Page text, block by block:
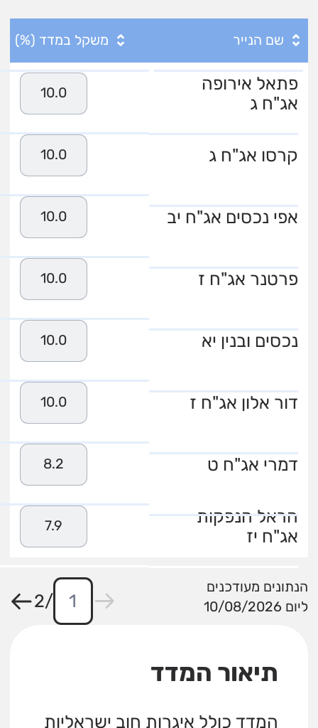
שם הנייר משקל במדד (%)
פתאל אירופה
אג"ח ג
10.0
קרסו אג"ח ג 10.0
אפי נכסים אג"ח יב 10.0
פרטנר אג"ח ז 10.0
נכסים ובנין יא 10.0
דור אלון אג"ח ז 10.0
דמרי אג"ח ט 8.2
הראל הנפקות
אג"ח יז
7.9
הנתונים מעודכנים
ליום 10/08/2026
/
2
תיאור המדד
המדד כולל איגרות חוב ישראליות